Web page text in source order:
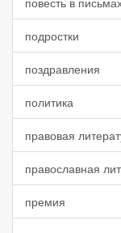
подростки
поздравления
политика
правовая
православная
премия